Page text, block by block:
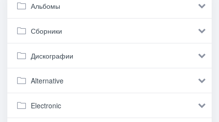
Альбомы
Сборники
Дискографии
Alternative
Electronic